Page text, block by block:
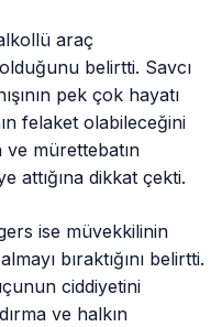
araç
belirtti. Savcı
pek çok hayatı
felaket olabileceğini
ve mürettebatın
attığına dikkat çekti.
ise müvekkilinin
bıraktığını belirtti.
ciddiyetini
ve halkın